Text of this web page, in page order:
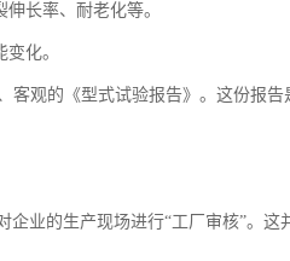
长率、耐老化等。
化。
客观的《型式试验报告》。这份报告
企业的生产现场进行“工厂审核”。